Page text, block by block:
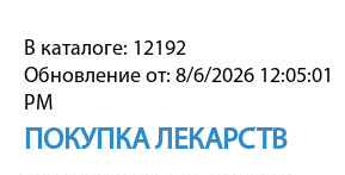
В каталоге: 12192
Обновление от: 8/6/2026 12:05:01
PM
ПОКУПКА ЛЕКАРСТВ